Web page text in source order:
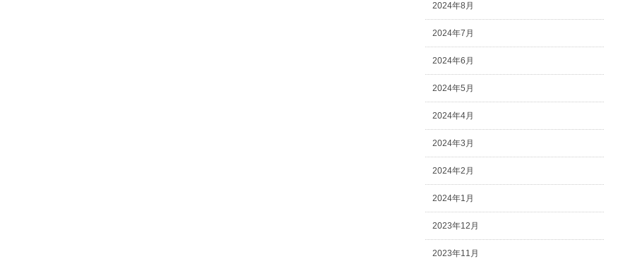
2024年8月
2024年7月
2024年6月
2024年5月
2024年4月
2024年3月
2024年2月
2024年1月
2023年12月
2023年11月